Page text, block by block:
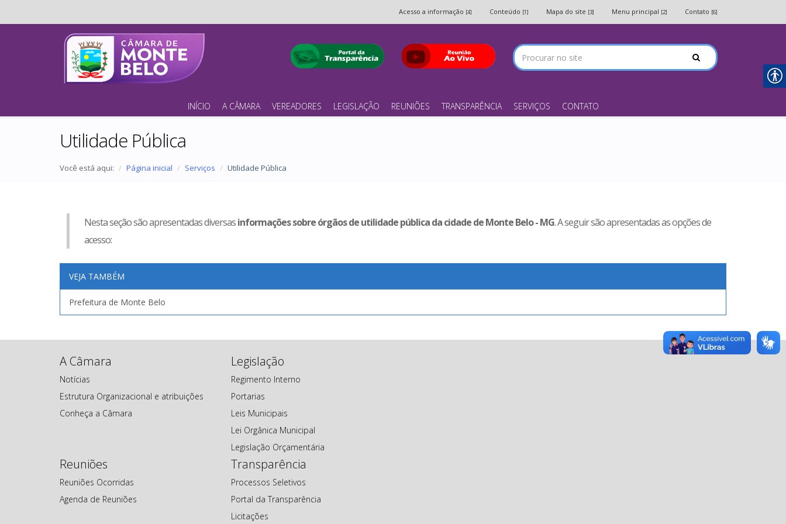
Acesso a informação [4] Conteúdo [1] Mapa do site [3] Menu principal [2] Contato [6]
INÍCIO A CÂMARA VEREADORES LEGISLAÇÃO REUNIÕES TRANSPARÊNCIA SERVIÇOS CONTATO
Utilidade Pública
Você está aqui: Página inicial Serviços Utilidade Pública
Nesta seção são apresentadas diversasinformações sobre órgãos de utilidade pública da cidade de Monte Belo - MG. A seguir são apresentadas as opções de
acesso:
VEJA TAMBÉM
Prefeitura de Monte Belo
A Câmara
Notícias
Estrutura Organizacional e atribuições
Conheça a Câmara
Legislação
Regimento Interno
Portarias
Leis Municipais
Lei Orgânica Municipal
Legislação Orçamentária
Reuniões
Reuniões Ocorridas
Agenda de Reuniões
Transparência
Processos Seletivos
Portal da Transparência
Licitações